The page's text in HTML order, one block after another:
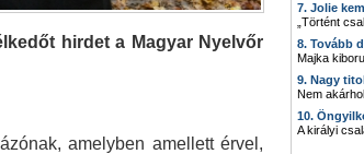
hirdet a Magyar Nyelvőr
amelyben amellett érvel,
7. Jolie
„Történt
8. Tovább
Majka
9. Nagy
Nem
10.
A királyi